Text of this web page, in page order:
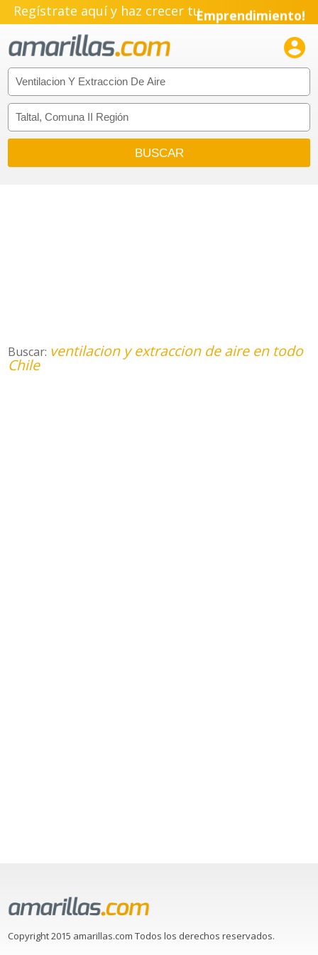
Regístrate aquí y haz crecer tuEmprendimiento!

Buscar: ventilacion y extraccion de aire en todo
Chile
Copyright 2015 amarillas.com Todos los derechos reservados.